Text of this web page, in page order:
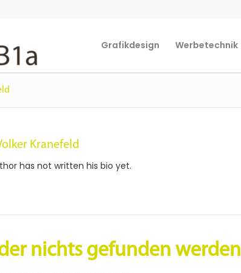
Grafikdesign Werbetechnik
Kranefeld
has not written his bio yet.
nichts gefunden werden